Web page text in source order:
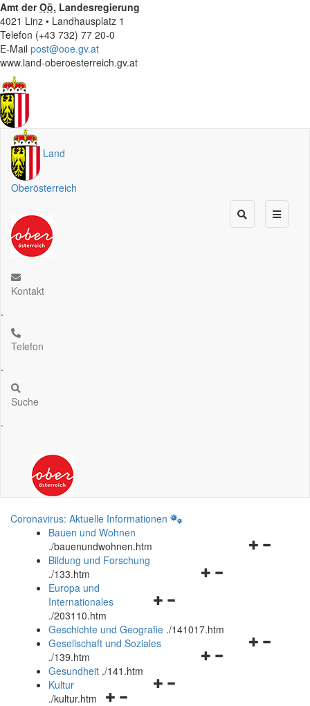
Amt derOö. Landesregierung
4021 Linz • Landhausplatz 1
Telefon (+43 732) 77 20-0
E-Mail post@ooe.gv.at
www.land-oberoesterreich.gv.at
Land
Oberösterreich
Kontakt
.
Telefon
.
Suche
.
Coronavirus: Aktuelle Informationen
Bauen und Wohnen
./bauenundwohnen.htm
Navigationsmenü
Bildung und Forschung
./133.htm
Navigationsmenü
und
schließen
Europa und
Internationales
./203110.htm
Geschichte und Geografie ./141017.htm
Navigationsmenü
Gesellschaft und Soziales
./139.htm
Navigationsmenü
Gesundheit ./141.htm
Navigationsmenü
Kultur
./kultur.htm